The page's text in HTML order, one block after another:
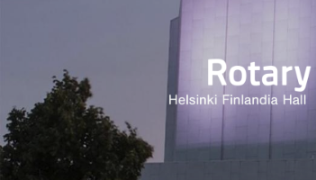
Finlandia Hall